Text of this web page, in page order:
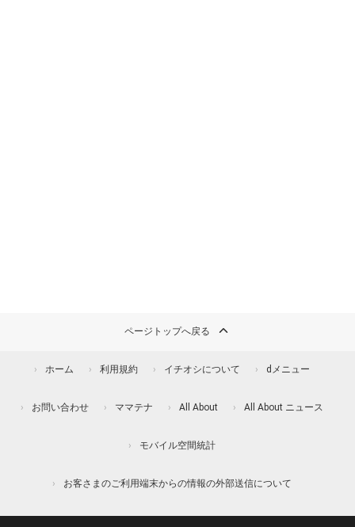
ページトップへ戻る
ホーム 利用規約 イチオシについて dメニュー
お問い合わせ ママテナ All About All About ニュース
モバイル空間統計
お客さまのご利用端末からの情報の外部送信について